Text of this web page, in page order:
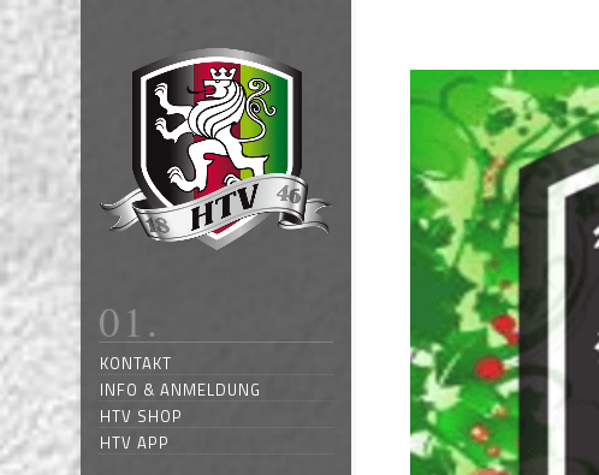
KONTAKT
INFO & ANMELDUNG
HTV SHOP
HTV APP